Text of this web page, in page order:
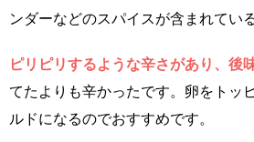
ンダーなどのスパイスが含まれてい
ピリピリするような辛さがあり、後
てたよりも辛かったです。卵をトッ
ルドになるのでおすすめです。